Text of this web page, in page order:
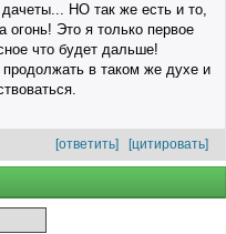
дачеты... НО так же есть и то,
огонь! Это я только первое
что будет дальше!
в таком же духе и
[ответить] [цитировать]